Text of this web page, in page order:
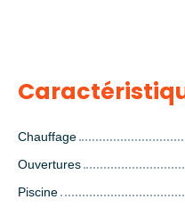
Chauffage
Ouvertures
Piscine